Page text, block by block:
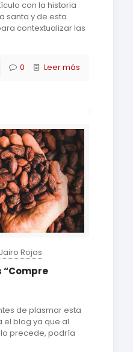
con la historia
santa y de esta
contextualizar las
0 Leer más
Rojas
“Compre
de plasmar esta
el blog ya que al
precede, podría